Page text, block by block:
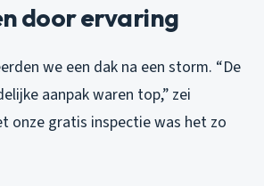
door ervaring
we een dak na een storm. “De
aanpak waren top,” zei
onze gratis inspectie was het zo